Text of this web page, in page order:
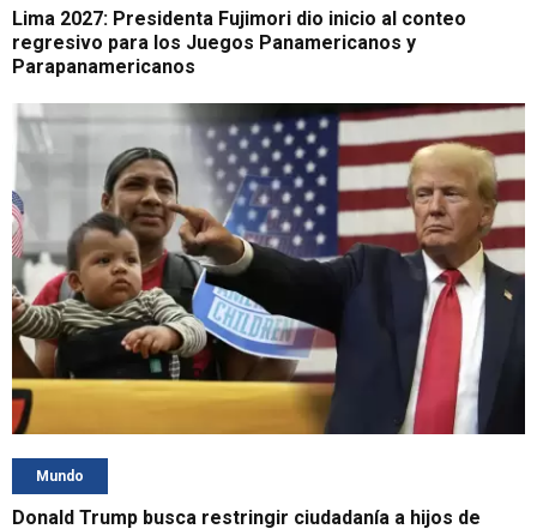
Lima 2027: Presidenta Fujimori dio inicio al conteo
regresivo para los Juegos Panamericanos y
Parapanamericanos
Mundo
Donald Trump busca restringir ciudadanía a hijos de